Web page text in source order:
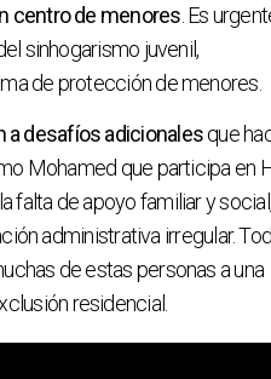
centro de menores . Es
sinhogarismo juvenil,
de protección de menores.
a desafíos adicionalesque
Mohamed que participa en
falta de apoyo familiar y
administrativa irregular.
de estas personas a una
residencial.